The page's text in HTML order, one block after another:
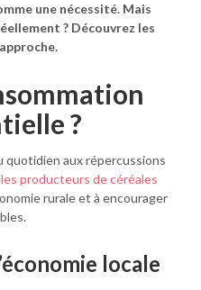
une nécessité. Mais
? Découvrez les
?
quotidien aux répercussions
les producteurs de céréales
rurale et à encourager
locale